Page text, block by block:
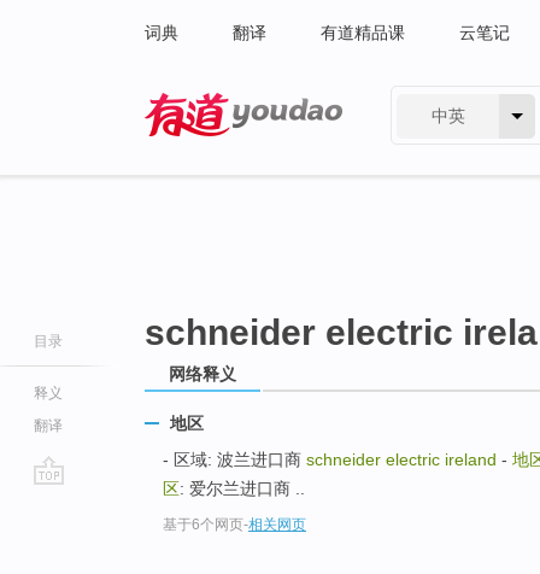
词典 翻译 有道精品课 云笔记
中英
目录
释义
翻译
schneider electric
网络释义
地区
- 区域: 波兰进口商 schneider electric ireland - 地
区: 爱尔兰进口商 ..
基于6个网页-相关网页